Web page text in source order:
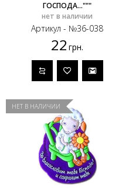
ГОСПОДА..."""
нет в наличии
Артикул - №36-038
22 грн.
НЕТ В НАЛИЧИИ